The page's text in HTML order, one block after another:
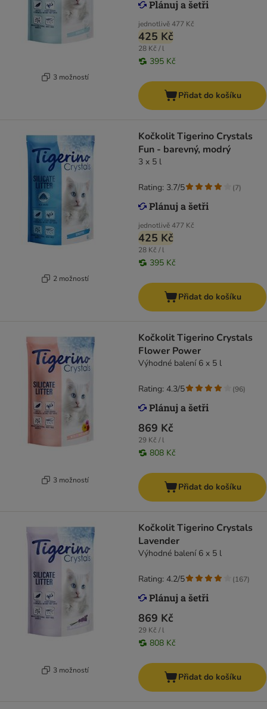
3 možností
jednotlivě477 Kč
425 Kč
28 Kč / l
395 Kč
Přidat do košíku
2 možností
Kočkolit Tigerino Crystals
Fun - barevný, modrý
3 x 5 l
jednotlivě477 Kč
425 Kč
28 Kč / l
395 Kč
Rating: 3.7/5 (7)
Přidat do košíku
3 možností
Kočkolit Tigerino Crystals
Flower Power
Výhodné balení 6 x 5 l
869 Kč
29 Kč / l
808 Kč
Rating: 4.3/5 (96)
Přidat do košíku
3 možností
Kočkolit Tigerino Crystals
Lavender
Výhodné balení 6 x 5 l
869 Kč
29 Kč / l
808 Kč
Rating: 4.2/5 (167)
Přidat do košíku